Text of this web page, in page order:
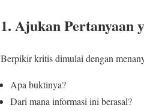
1. Ajukan Pertanyaan
Berpikir kritis dimulai dengan
Apa buktinya?
Dari mana informasi ini berasal?